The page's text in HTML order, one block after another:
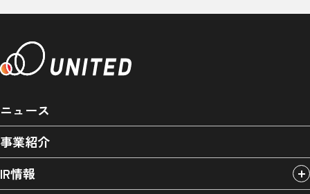
ニュース
事業紹介
IR情報